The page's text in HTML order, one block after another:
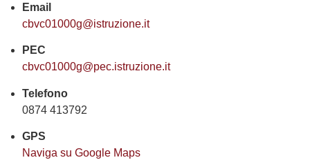
Email
cbvc01000g@istruzione.it
PEC
cbvc01000g@pec.istruzione.it
Telefono
0874 413792
GPS
Naviga su Google Maps